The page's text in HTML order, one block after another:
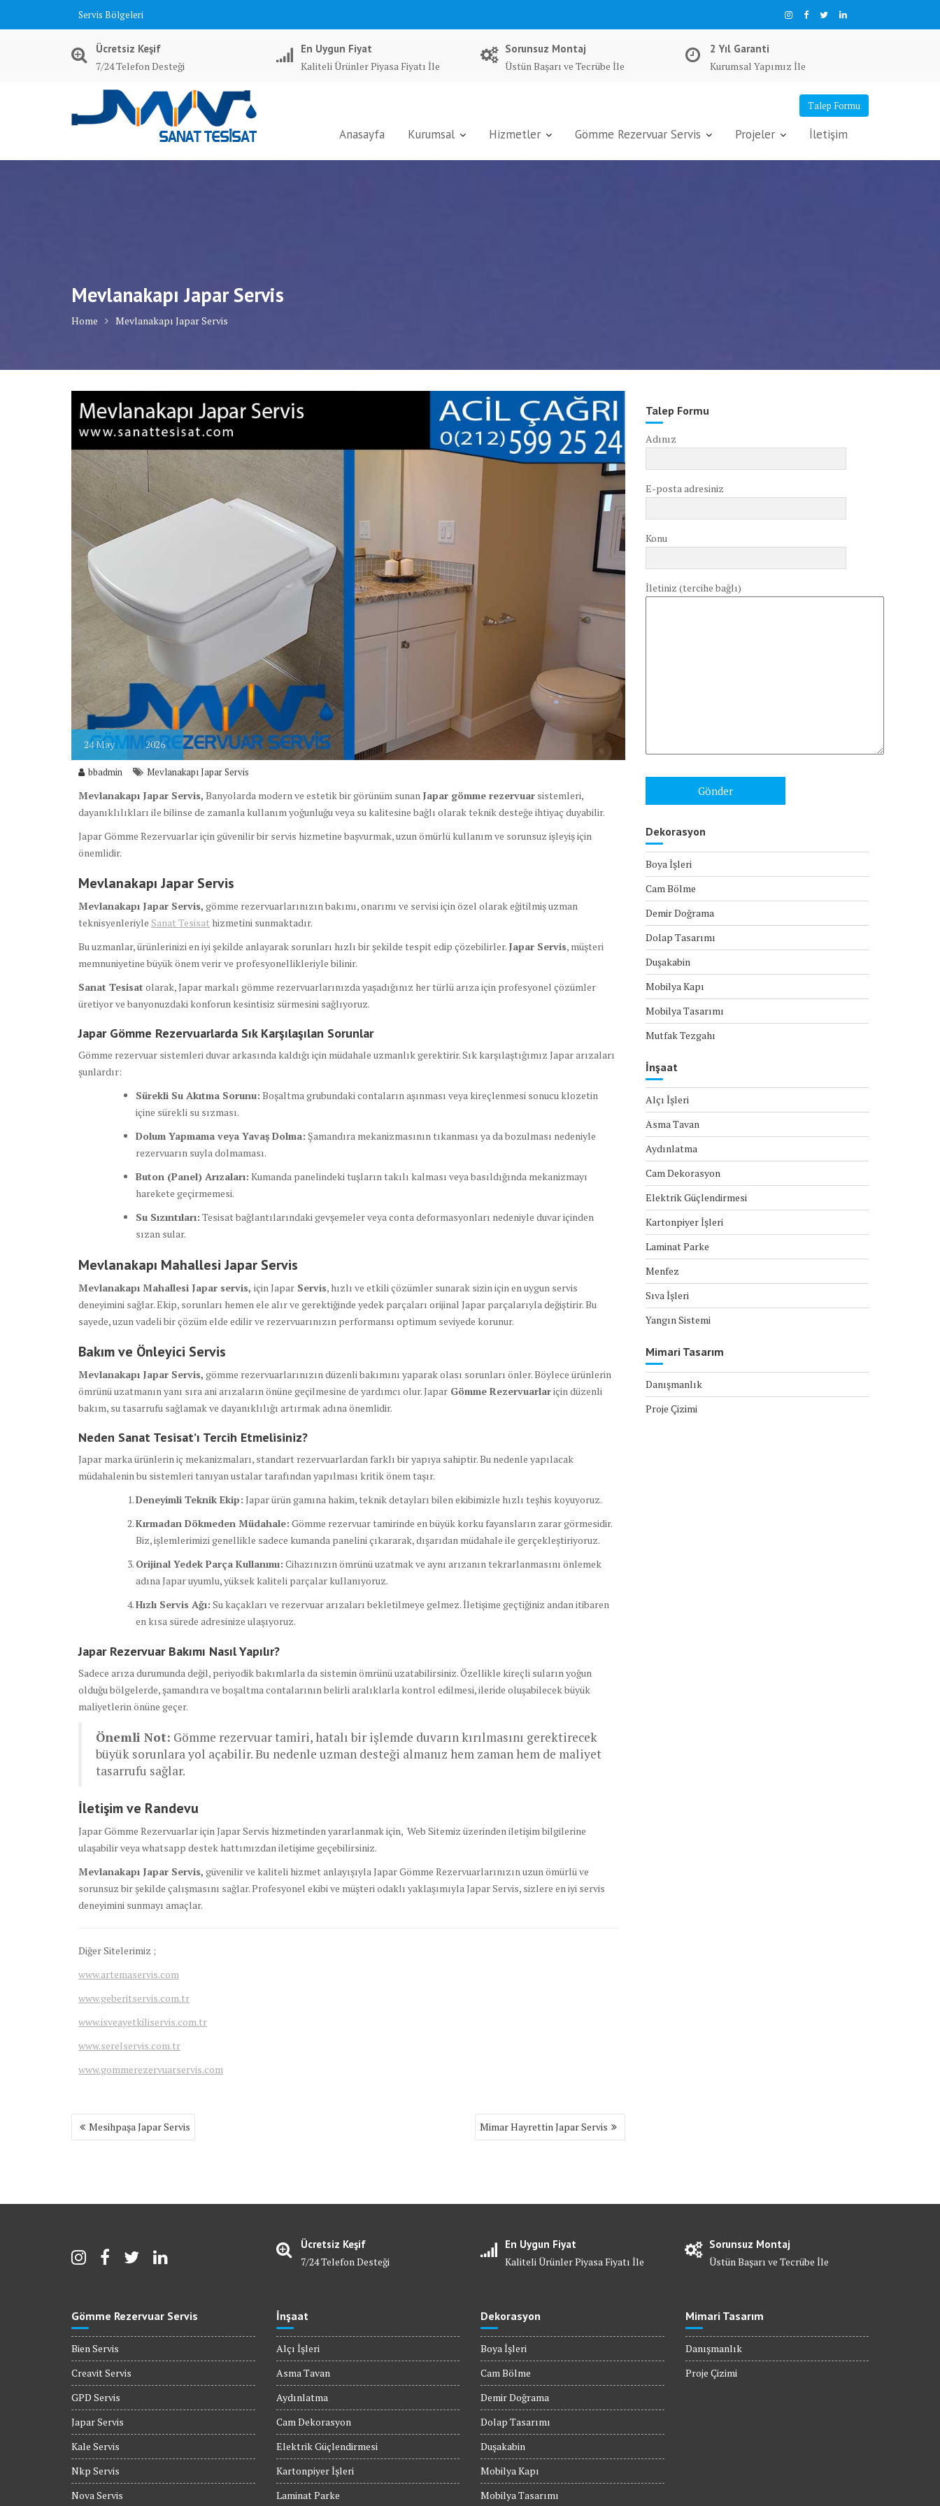
Servis Bölgeleri
Ücretsiz Keşif
7/24 Telefon Desteği
En Uygun Fiyat
Kaliteli Ürünler Piyasa Fiyatı İle
Sorunsuz Montaj
Üstün Başarı ve Tecrübe İle
2 Yıl Garanti
Kurumsal Yapımız İle
Talep Formu
Anasayfa Kurumsal Hizmetler Gömme Rezervuar Servis Projeler İletişim
Mevlanakapı Japar Servis
Home Mevlanakapı Japar Servis
24May 2026
bbadmin Mevlanakapı Japar Servis
Mevlanakapı Japar Servis, Banyolarda modern ve estetik bir görünüm sunan Japar gömme rezervuar sistemleri,
dayanıklılıkları ile bilinse de zamanla kullanım yoğunluğu veya su kalitesine bağlı olarak teknik desteğe ihtiyaç duyabilir.
Japar Gömme Rezervuarlar için güvenilir bir servis hizmetine başvurmak, uzun ömürlü kullanım ve sorunsuz işleyiş için
önemlidir.
Mevlanakapı Japar Servis
Mevlanakapı Japar Servis, gömme rezervuarlarınızın bakımı, onarımı ve servisi için özel olarak eğitilmiş uzman
teknisyenleriyle Sanat Tesisat hizmetini sunmaktadır.
Bu uzmanlar, ürünlerinizi en iyi şekilde anlayarak sorunları hızlı bir şekilde tespit edip çözebilirler. Japar Servis, müşteri
memnuniyetine büyük önem verir ve profesyonellikleriyle bilinir.
Sanat Tesisat olarak, Japar markalı gömme rezervuarlarınızda yaşadığınız her türlü arıza için profesyonel çözümler
üretiyor ve banyonuzdaki konforun kesintisiz sürmesini sağlıyoruz.
Japar Gömme Rezervuarlarda Sık Karşılaşılan Sorunlar
Gömme rezervuar sistemleri duvar arkasında kaldığı için müdahale uzmanlık gerektirir. Sık karşılaştığımız Japar arızaları
şunlardır:
Sürekli Su Akıtma Sorunu: Boşaltma grubundaki contaların aşınması veya kireçlenmesi sonucu klozetin
içine sürekli su sızması.
Dolum Yapmama veya Yavaş Dolma: Şamandıra mekanizmasının tıkanması ya da bozulması nedeniyle
rezervuarın suyla dolmaması.
Buton (Panel) Arızaları: Kumanda panelindeki tuşların takılı kalması veya basıldığında mekanizmayı
harekete geçirmemesi.
Su Sızıntıları: Tesisat bağlantılarındaki gevşemeler veya conta deformasyonları nedeniyle duvar içinden
sızan sular.
Mevlanakapı Mahallesi Japar Servis
Mevlanakapı Mahallesi Japar servis, için Japar Servis, hızlı ve etkili çözümler sunarak sizin için en uygun servis
deneyimini sağlar. Ekip, sorunları hemen ele alır ve gerektiğinde yedek parçaları orijinal Japar parçalarıyla değiştirir. Bu
sayede, uzun vadeli bir çözüm elde edilir ve rezervuarınızın performansı optimum seviyede korunur.
Bakım ve Önleyici Servis
Mevlanakapı Japar Servis, gömme rezervuarlarınızın düzenli bakımını yaparak olası sorunları önler. Böylece ürünlerin
ömrünü uzatmanın yanı sıra ani arızaların önüne geçilmesine de yardımcı olur. Japar Gömme Rezervuarlariçin düzenli
bakım, su tasarrufu sağlamak ve dayanıklılığı artırmak adına önemlidir.
Neden Sanat Tesisat’ı Tercih Etmelisiniz?
Japar marka ürünlerin iç mekanizmaları, standart rezervuarlardan farklı bir yapıya sahiptir. Bu nedenle yapılacak
müdahalenin bu sistemleri tanıyan ustalar tarafından yapılması kritik önem taşır.
Deneyimli Teknik Ekip: Japar ürün gamına hakim, teknik detayları bilen ekibimizle hızlı teşhis koyuyoruz.
Kırmadan Dökmeden Müdahale: Gömme rezervuar tamirinde en büyük korku fayansların zarar görmesidir.
Biz, işlemlerimizi genellikle sadece kumanda panelini çıkararak, dışarıdan müdahale ile gerçekleştiriyoruz.
Orijinal Yedek Parça Kullanımı: Cihazınızın ömrünü uzatmak ve aynı arızanın tekrarlanmasını önlemek
adına Japar uyumlu, yüksek kaliteli parçalar kullanıyoruz.
Hızlı Servis Ağı: Su kaçakları ve rezervuar arızaları bekletilmeye gelmez. İletişime geçtiğiniz andan itibaren
en kısa sürede adresinize ulaşıyoruz.
Japar Rezervuar Bakımı Nasıl Yapılır?
Sadece arıza durumunda değil, periyodik bakımlarla da sistemin ömrünü uzatabilirsiniz. Özellikle kireçli suların yoğun
olduğu bölgelerde, şamandıra ve boşaltma contalarının belirli aralıklarla kontrol edilmesi, ileride oluşabilecek büyük
maliyetlerin önüne geçer.
Önemli Not: Gömme rezervuar tamiri, hatalı bir işlemde duvarın kırılmasını gerektirecek
büyük sorunlara yol açabilir. Bu nedenle uzman desteği almanız hem zaman hem de maliyet
tasarrufu sağlar.
İletişim ve Randevu
Japar Gömme Rezervuarlar için Japar Servis hizmetinden yararlanmak için, Web Sitemiz üzerinden iletişim bilgilerine
ulaşabilir veya whatsapp destek hattımızdan iletişime geçebilirsiniz.
Mevlanakapı Japar Servis, güvenilir ve kaliteli hizmet anlayışıyla Japar Gömme Rezervuarlarınızın uzun ömürlü ve
sorunsuz bir şekilde çalışmasını sağlar. Profesyonel ekibi ve müşteri odaklı yaklaşımıyla Japar Servis, sizlere en iyi servis
deneyimini sunmayı amaçlar.
Diğer Sitelerimiz ;
www.artemaservis.com
www.geberitservis.com.tr
www.isveayetkiliservis.com.tr
www.serelservis.com.tr
www.gommerezervuarservis.com
Yazı
gezinmesi
Mesihpaşa Japar Servis Mimar Hayrettin Japar Servis
Talep Formu
Adınız
E-posta adresiniz
Konu
İletiniz (tercihe bağlı)
Dekorasyon
Boya İşleri
Cam Bölme
Demir Doğrama
Dolap Tasarımı
Duşakabin
Mobilya Kapı
Mobilya Tasarımı
Mutfak Tezgahı
İnşaat
Alçı İşleri
Asma Tavan
Aydınlatma
Cam Dekorasyon
Elektrik Güçlendirmesi
Kartonpiyer İşleri
Laminat Parke
Menfez
Sıva İşleri
Yangın Sistemi
Mimari Tasarım
Danışmanlık
Proje Çizimi
Ücretsiz Keşif
7/24 Telefon Desteği
En Uygun Fiyat
Kaliteli Ürünler Piyasa Fiyatı İle
Sorunsuz Montaj
Üstün Başarı ve Tecrübe İle
Gömme Rezervuar Servis
Bien Servis
Creavit Servis
GPD Servis
Japar Servis
Kale Servis
Nkp Servis
Nova Servis
İnşaat
Alçı İşleri
Asma Tavan
Aydınlatma
Cam Dekorasyon
Elektrik Güçlendirmesi
Kartonpiyer İşleri
Laminat Parke
Dekorasyon
Boya İşleri
Cam Bölme
Demir Doğrama
Dolap Tasarımı
Duşakabin
Mobilya Kapı
Mobilya Tasarımı
Mimari Tasarım
Danışmanlık
Proje Çizimi